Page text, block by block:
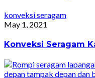
konveksi seragam
May 1, 2021
Konveksi Seragam